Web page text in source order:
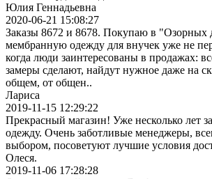
Юлия Геннадьевна
2020-06-21 15:08:27
Заказы 8672 и 8678. Покупаю в "Озорных
мембранную одежду для внучек уже не
когда люди заинтересованы в продажах:
замеры сделают, найдут нужное даже на
общем, от общен..
Лариса
2019-11-15 12:29:22
Прекрасный магазин! Уже несколько лет
одежду. Очень заботливые менеджеры,
выбором, посоветуют лучшие условия
Олеся.
2019-11-06 17:28:28